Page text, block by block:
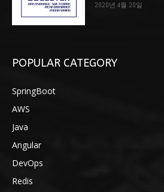
2020년 4월 20일
POPULAR CATEGORY
SpringBoot
AWS
Java
Angular
DevOps
Redis